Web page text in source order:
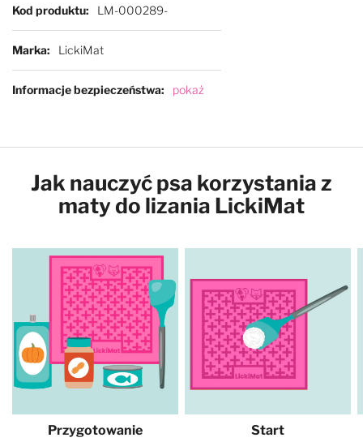
Więcej informacji
Kod produktu LM-000289-
Marka LickiMat
Informacje bezpieczeństwa pokaż
Jak nauczyć psa korzystania z
maty do lizania LickiMat
Przygotowanie Start